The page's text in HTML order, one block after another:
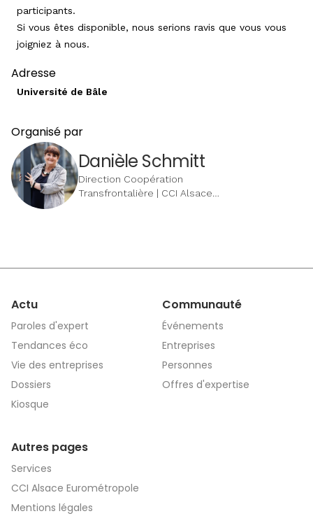
participants.
Si vous êtes disponible, nous serions ravis que vous vous
joigniez à nous.
Adresse
Université de Bâle
Organisé par
Danièle Schmitt
Direction Coopération
Transfrontalière | CCI Alsace
Actu
Paroles d'expert
Tendances éco
Vie des entreprises
Dossiers
Kiosque
Communauté
Événements
Entreprises
Personnes
Offres d'expertise
Autres pages
Services
CCI Alsace Eurométropole
Mentions légales